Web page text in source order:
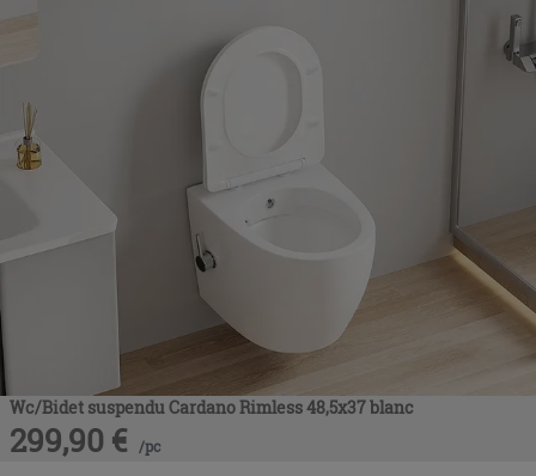
Wc/Bidet suspendu Cardano Rimless 48,5x37 blanc
299,90 € /pc